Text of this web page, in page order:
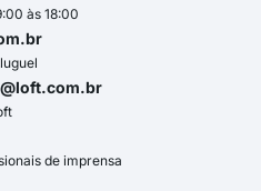
às 18:00
de imprensa